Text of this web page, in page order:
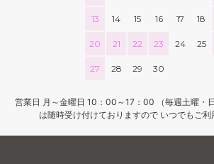
13 14 15 16 17 18
20 21 22 23 24 25
27 28 29 30
営業日 月～金曜日 10：00～17：00 （毎週土曜・
は随時受け付けておりますので いつでもご利